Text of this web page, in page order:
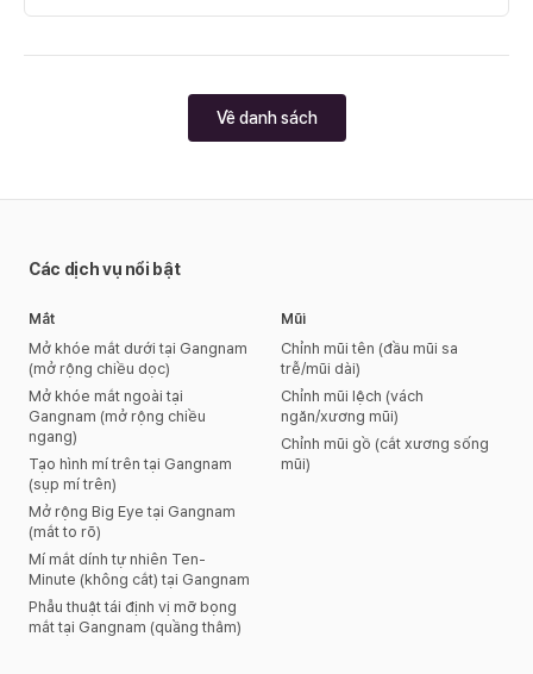
nét mắt”
Về danh sách
Các dịch vụ nổi bật
Mắt
Mở khóe mắt dưới tại Gangnam
(mở rộng chiều dọc)
Mở khóe mắt ngoài tại
Gangnam (mở rộng chiều
ngang)
Tạo hình mí trên tại Gangnam
(sụp mí trên)
Mở rộng Big Eye tại Gangnam
(mắt to rõ)
Mí mắt dính tự nhiên Ten-
Minute (không cắt) tại Gangnam
Phẫu thuật tái định vị mỡ bọng
mắt tại Gangnam (quầng thâm)
Mũi
Chỉnh mũi tên (đầu mũi sa
trễ/mũi dài)
Chỉnh mũi lệch (vách
ngăn/xương mũi)
Chỉnh mũi gồ (cắt xương sống
mũi)